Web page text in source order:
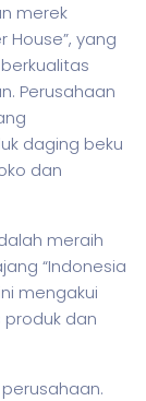
merek
House”, yang
Perusahaan
daging beku
dan
meraih
“Indonesia
mengakui
dan
perusahaan.